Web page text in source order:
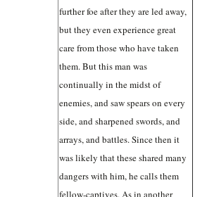
further foe after they are led away,
but they even experience great
care from those who have taken
them. But this man was
continually in the midst of
enemies, and saw spears on every
side, and sharpened swords, and
arrays, and battles. Since then it
was likely that these shared many
dangers with him, he calls them
fellow-captives. As in another